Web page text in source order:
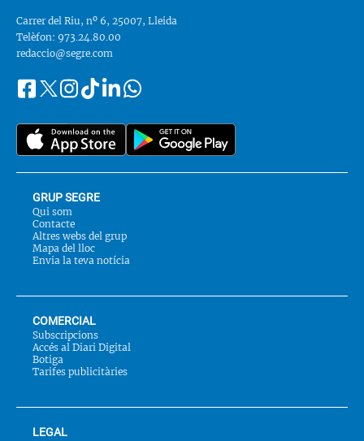
Carrer del Riu, nº 6, 25007, Lleida
Telèfon: 973.24.80.00
redaccio@segre.com
Segueix-
a::
FacebookInstagram
TiktokLinkedinWhatsapp
GRUP SEGRE
Qui som
Contacte
Altres webs del grup
Mapa del lloc
Envia la teva notícia
COMERCIAL
Subscripcions
Accés al Diari Digital
Botiga
Tarifes publicitàries
LEGAL